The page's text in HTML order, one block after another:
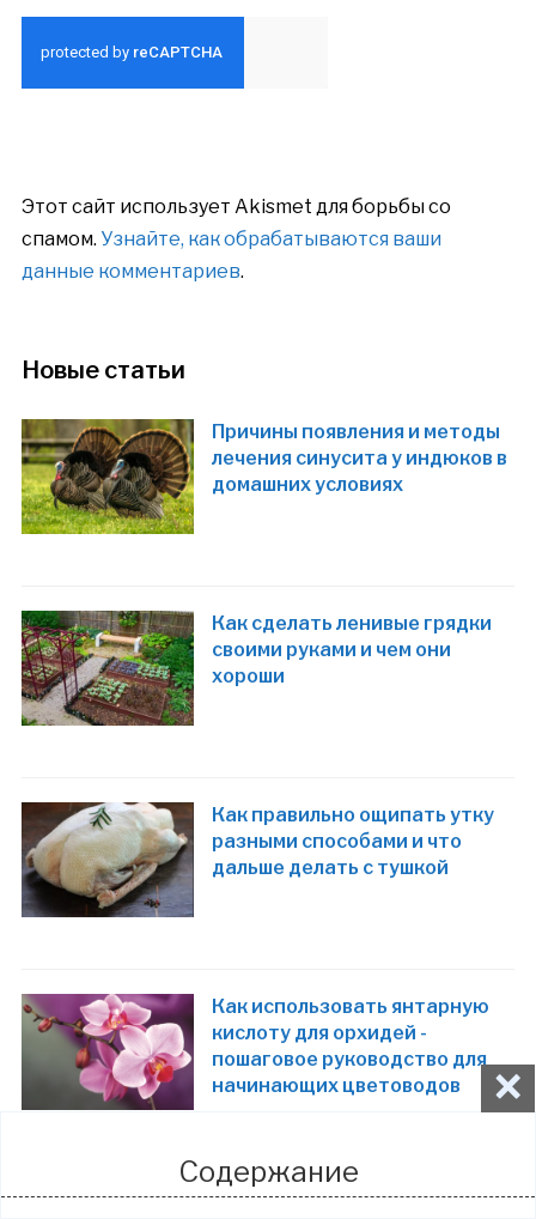
Этот сайт использует Akismet для борьбы со
спамом. Узнайте, как обрабатываются ваши
данные комментариев.
Новые статьи
Причины появления и методы
лечения синусита у индюков в
домашних условиях
Как сделать ленивые грядки
своими руками и чем они
хороши
Как правильно ощипать утку
разными способами и что
дальше делать с тушкой
Как использовать янтарную
кислоту для орхидей -
пошаговое руководство для
начинающих цветоводов
Как правильно наточить
Содержание
×